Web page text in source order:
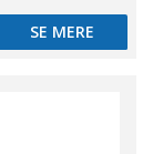
SE MERE
SE MERE